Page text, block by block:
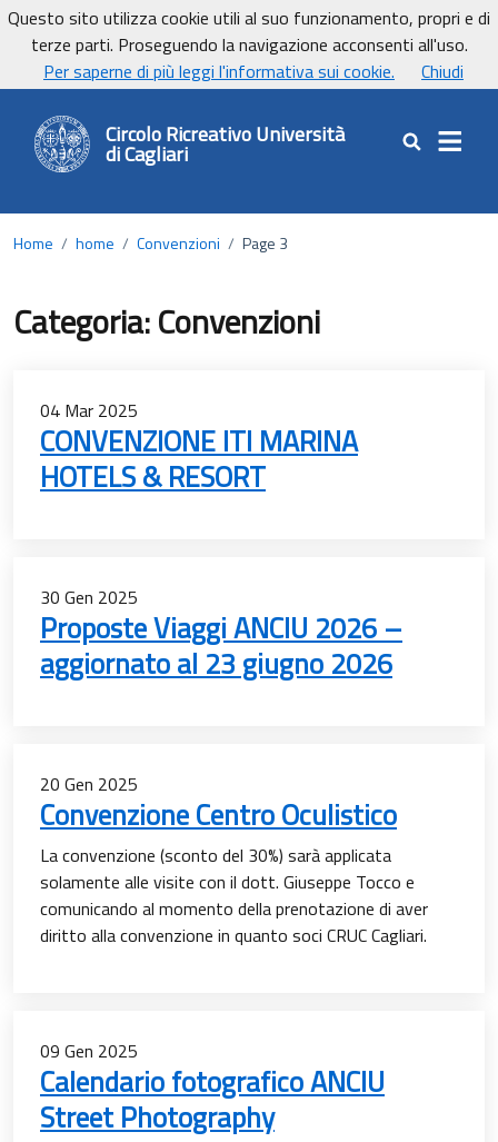
Vai ai contenuti
Vai al footer
UnicaNews
Circolo Ricreativo Università
di Cagliari Cerca nel sito
Home / home / Convenzioni / Page 3
Categoria:Convenzioni
04 Mar 2025
CONVENZIONE ITI MARINA
HOTELS & RESORT
30 Gen 2025
Proposte Viaggi ANCIU 2026 –
aggiornato al 23 giugno 2026
20 Gen 2025
Convenzione Centro Oculistico
La convenzione (sconto del 30%) sarà applicata
solamente alle visite con il dott. Giuseppe Tocco e
comunicando al momento della prenotazione di aver
diritto alla convenzione in quanto soci CRUC Cagliari.
09 Gen 2025
Calendario fotografico ANCIU
Street Photography
Questo sito utilizza cookie utili al suo funzionamento, propri e di
terze parti. Proseguendo la navigazione acconsenti all'uso.
Per saperne di più leggi l'informativa sui cookie.
Chiudi